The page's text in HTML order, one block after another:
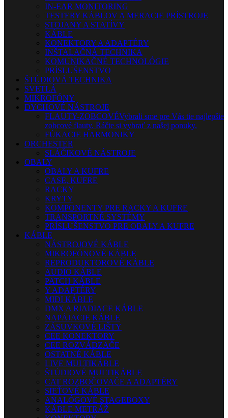
IN-EAR MONITORING
TESTERY KÁBLOV A MERACIE PRÍSTROJE
STOJANY A STATÍVY
KÁBLE
KONEKTORY A ADAPTÉRY
INŠTALAČNÁ TECHNIKA
KOMUNIKAČNÉ TECHNOLÓGIE
PRÍSLUŠENSTVO
ŠTÚDIOVÁ TECHNIKA
SVETLÁ
MIKROFÓNY
DYCHOVÉ NÁSTROJE
FLAUTY-ZOBCOVÉVybrali sme pre Vás tie najlepšie
zobcové flauty. Ráčte si vybrať z našej ponuky.
FÚKACIE HARMONIKY
ORCHESTER
SLÁČIKOVÉ NÁSTROJE
OBALY
OBALY A KUFRE
CASE, KUFRE
RACKY
KRYTY
KOMPONENTY PRE RACKY A KUFRE
TRANSPORTNÉ SYSTÉMY
PRÍSLUŠENSTVO PRE OBALY A KUFRE
KÁBLE
NÁSTROJOVÉ KÁBLE
MIKROFÓNOVÉ KÁBLE
REPRODUKTOROVÉ KÁBLE
AUDIO KÁBLE
PATCH KÁBLE
Y ADAPTÉRY
MIDI KÁBLE
DMX A RIADIACE KÁBLE
NAPÁJACIE KÁBLE
ZÁSUVKOVÉ LIŠTY
CEE KONEKTORY
CEE ROZVÁDZAČE
OSTATNÉ KÁBLE
LIVE MULTIKÁBLE
ŠTÚDIOVÉ MULTIKÁBLE
CAT ROZBOČOVAČE A ADAPTÉRY
SIEŤOVÉ KÁBLE
ANALÓGOVÉ STAGEBOXY
KÁBLE METRÁŽ